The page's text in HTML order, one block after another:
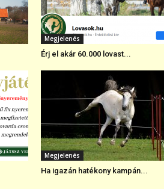
Megjelenés
Érj el akár 60.000 lovast...
Megjelenés
Ha igazán hatékony kampán...